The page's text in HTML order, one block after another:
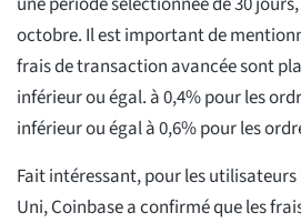
octobre. Il est important de
frais de transaction avancée sont
inférieur ou égal. à 0,4% pour les
inférieur ou égal à 0,6% pour les
Fait intéressant, pour les utilisateurs
Uni, Coinbase a confirmé que les